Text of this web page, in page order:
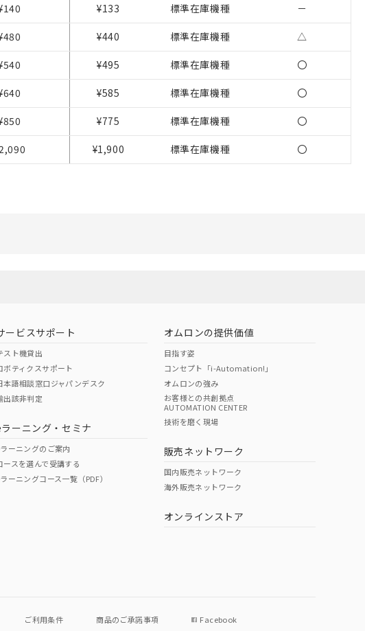
¥133 標準在庫機種 －
¥440 標準在庫機種 △
¥495 標準在庫機種 〇
¥585 標準在庫機種 〇
¥775 標準在庫機種 〇
¥1,900 標準在庫機種 〇
ービスサポート
スト機貸出
ボティクスサポート
本語相談窓口ジャパンデスク
出該非判定
ーニング・セミナ
ーニングのご案内
ースを選んで受講する
ーニングコース一覧（PDF）
オムロンの提供価値
目指す姿
コンセプト「i-Automation!」
オムロンの強み
お客様との共創拠点
AUTOMATION CENTER
技術を磨く現場
販売ネットワーク
国内販売ネットワーク
海外販売ネットワーク
オンラインストア
ご利用条件 商品のご承諾事項 Facebook
客様担当のオムロン制御
格(税抜)を提供させていただ
ることをご了承ください。
データに基づき作成されるも
があることをご了承くださ
オムロン制御機器販売店・
ご確認ください。
は開示しないようお願いしま